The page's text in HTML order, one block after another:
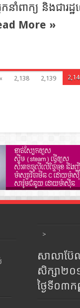
នាំពាក្យ និងជារដ្
More »
« 2,138 2,139
>
សាលាប៊ែ
សិក្សា២
ថ្ងៃទី០៣